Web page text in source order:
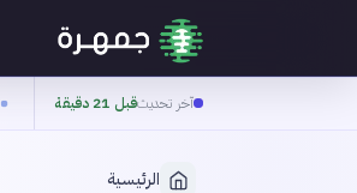
آخر تحديثقبل 21 دقيقة
الرئيسية